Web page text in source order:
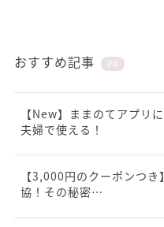
おすすめ記事 PR
【New】ままのてアプリ
夫婦で使える！
【3,000円のクーポンつ
協！その秘密…